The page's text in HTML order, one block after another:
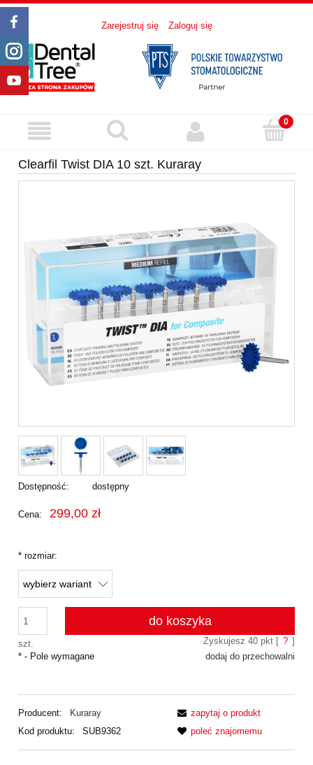
Zarejestruj się Zaloguj się
Clearfil Twist DIA 10 szt. Kuraray
Dostępność: dostępny
Cena: 299,00 zł
* rozmiar:
szt.
do koszyka
Zyskujesz 40pkt [ ? ]
dodaj do przechowalni
* - Pole wymagane
Producent:
Kuraray
Kod produktu:
SUB9362
zapytaj o produkt
poleć znajomemu